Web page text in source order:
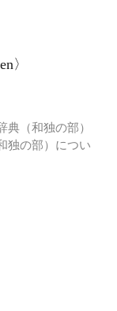
〉
（和独の部）
独の部）につい